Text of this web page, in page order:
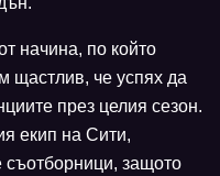
начина, по който
щастлив, че успях да
през целия сезон.
екип на Сити,
съотборници, защото